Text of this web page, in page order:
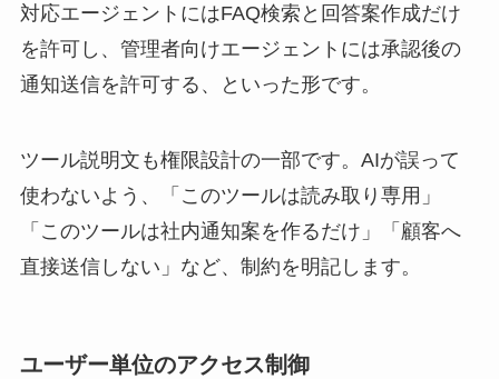
対応エージェントにはFAQ検索と回答案作成だけ
を許可し、管理者向けエージェントには承認後の
通知送信を許可する、といった形です。
ツール説明文も権限設計の一部です。AIが誤って
使わないよう、「このツールは読み取り専用」
「このツールは社内通知案を作るだけ」「顧客へ
直接送信しない」など、制約を明記します。
ユーザー単位のアクセス制御